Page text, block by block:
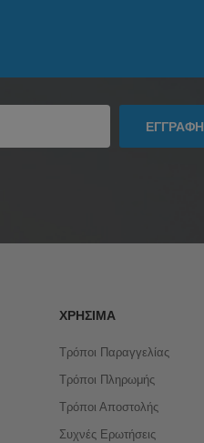
ΕΓΓΡΑΦΉ
ΧΡΉΣΙΜΑ
Τρόποι Παραγγελίας
Τρόποι Πληρωμής
Τρόποι Αποστολής
Συχνές Ερωτήσεις